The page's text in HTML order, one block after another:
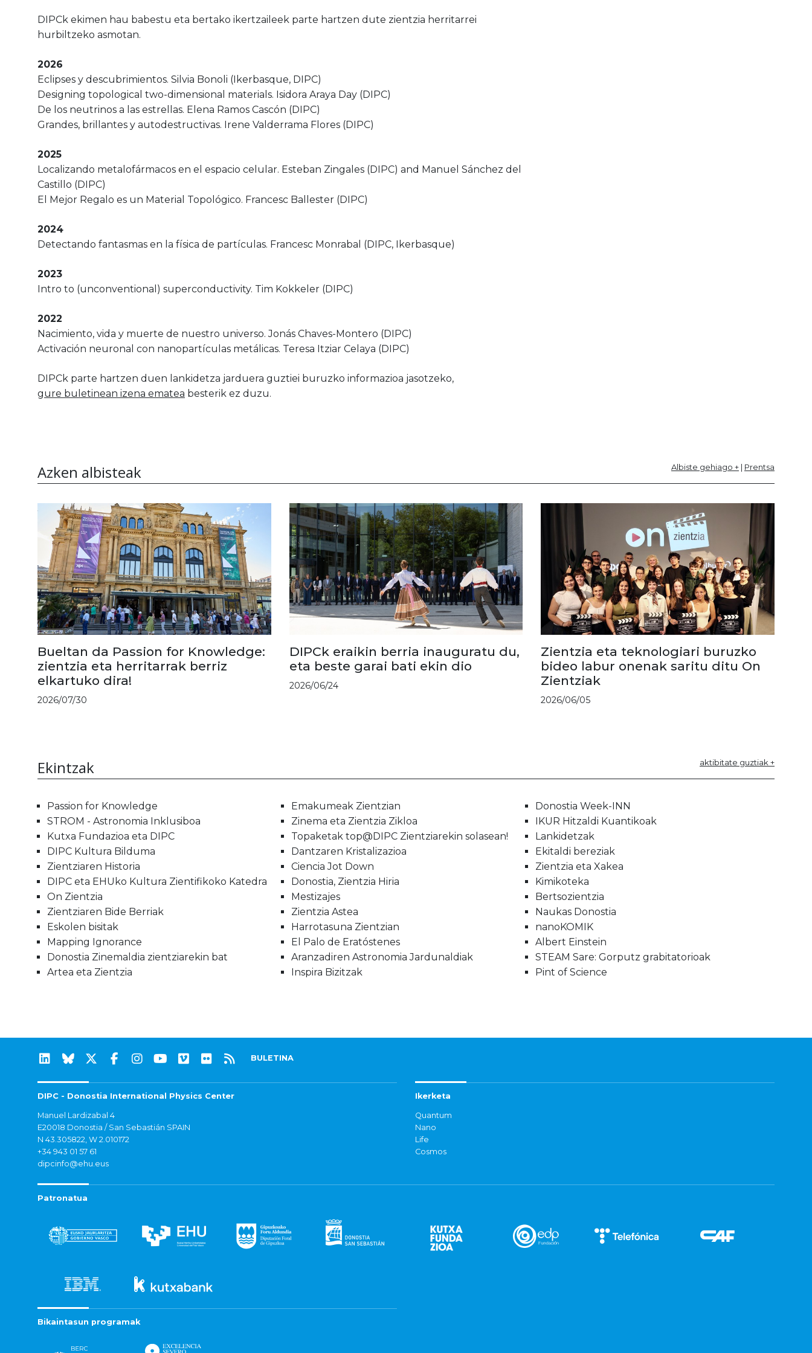
DIPCk ekimen hau babestu eta bertako ikertzaileek parte hartzen dute zientzia herritarrei
hurbiltzeko asmotan.
2026
Eclipses y descubrimientos. Silvia Bonoli (Ikerbasque, DIPC)
Designing topological two-dimensional materials. Isidora Araya Day (DIPC)
De los neutrinos a las estrellas. Elena Ramos Cascón (DIPC)
Grandes, brillantes y autodestructivas. Irene Valderrama Flores (DIPC)
2025
Localizando metalofármacos en el espacio celular. Esteban Zingales (DIPC) and Manuel Sánchez del
Castillo (DIPC)
El Mejor Regalo es un Material Topológico. Francesc Ballester (DIPC)
2024
Detectando fantasmas en la física de partículas. Francesc Monrabal (DIPC, Ikerbasque)
2023
Intro to (unconventional) superconductivity. Tim Kokkeler (DIPC)
2022
Nacimiento, vida y muerte de nuestro universo. Jonás Chaves-Montero (DIPC)
Activación neuronal con nanopartículas metálicas. Teresa Itziar Celaya (DIPC)
DIPCk parte hartzen duen lankidetza jarduera guztiei buruzko informazioa jasotzeko,
gure buletinean izena ematea besterik ez duzu.
Azken albisteak Albiste gehiago + | Prentsa
Bueltan da Passion for Knowledge:
zientzia eta herritarrak berriz
elkartuko dira!
2026/07/30
DIPCk eraikin berria inauguratu du,
eta beste garai bati ekin dio
2026/06/24
Zientzia eta teknologiari buruzko
bideo labur onenak saritu ditu On
Zientziak
2026/06/05
Ekintzak aktibitate guztiak +
Passion for Knowledge
STROM - Astronomia Inklusiboa
Kutxa Fundazioa eta DIPC
DIPC Kultura Bilduma
Zientziaren Historia
DIPC eta EHUko Kultura Zientifikoko Katedra
On Zientzia
Zientziaren Bide Berriak
Eskolen bisitak
Mapping Ignorance
Donostia Zinemaldia zientziarekin bat
Artea eta Zientzia
Emakumeak Zientzian
Zinema eta Zientzia Zikloa
Topaketak top@DIPC Zientziarekin solasean!
Dantzaren Kristalizazioa
Ciencia Jot Down
Donostia, Zientzia Hiria
Mestizajes
Zientzia Astea
Harrotasuna Zientzian
El Palo de Eratóstenes
Aranzadiren Astronomia Jardunaldiak
Inspira Bizitzak
Donostia Week-INN
IKUR Hitzaldi Kuantikoak
Lankidetzak
Ekitaldi bereziak
Zientzia eta Xakea
Kimikoteka
Bertsozientzia
Naukas Donostia
nanoKOMIK
Albert Einstein
STEAM Sare: Gorputz grabitatorioak
Pint of Science
BULETINA
DIPC - Donostia International Physics Center
Manuel Lardizabal 4
E20018 Donostia / San Sebastián SPAIN
N 43.305822, W 2.010172
+34 943 01 57 61
dipcinfo@ehu.eus
Ikerketa
Quantum
Nano
Life
Cosmos
Patronatua
Bikaintasun programak